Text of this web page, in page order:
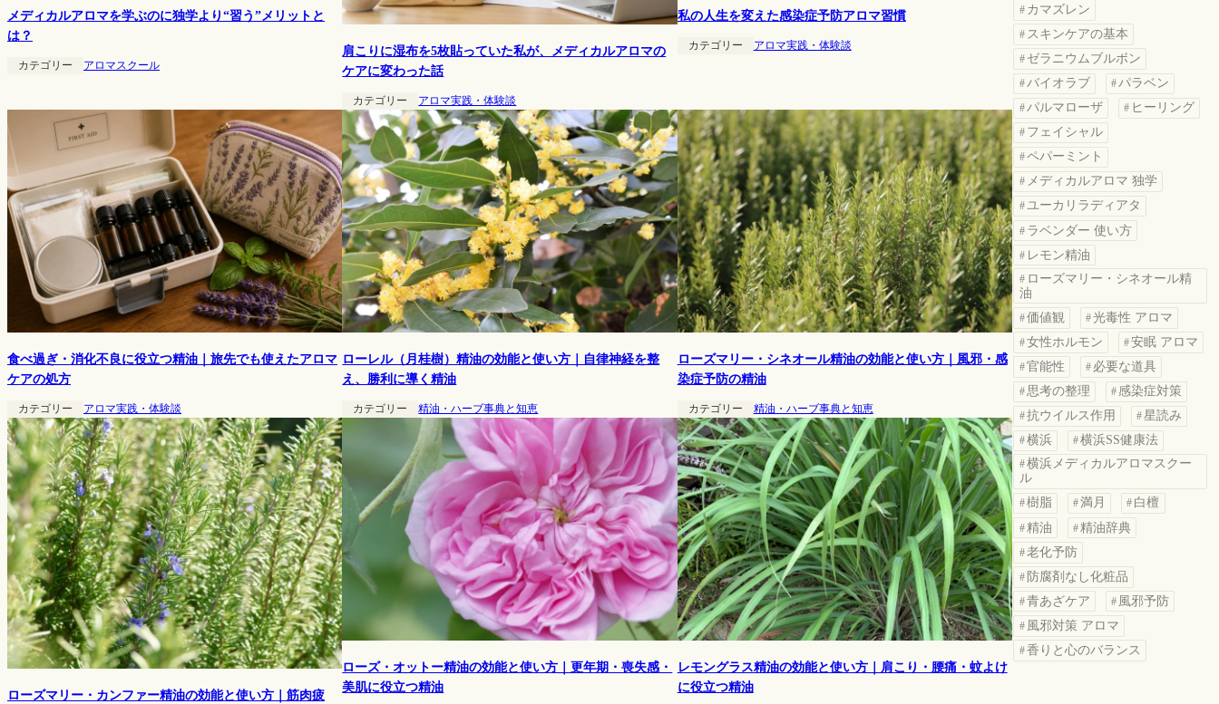
メディカルアロマを学ぶのに独学より“習う”メリットと
は？
カテゴリー アロマスクール
肩こりに湿布を5枚貼っていた私が、メディカルアロマの
ケアに変わった話
カテゴリー アロマ実践・体験談
私の人生を変えた感染症予防アロマ習慣
カテゴリー アロマ実践・体験談
食べ過ぎ・消化不良に役立つ精油｜旅先でも使えたアロマ
ケアの処方
カテゴリー アロマ実践・体験談
ローレル（月桂樹）精油の効能と使い方｜自律神経を整
え、勝利に導く精油
カテゴリー 精油・ハーブ事典と知恵
ローズマリー・シネオール精油の効能と使い方｜風邪・感
染症予防の精油
カテゴリー 精油・ハーブ事典と知恵
ローズマリー・カンファー精油の効能と使い方｜筋肉疲
ローズ・オットー精油の効能と使い方｜更年期・喪失感・
美肌に役立つ精油
レモングラス精油の効能と使い方｜肩こり・腰痛・蚊よけ
に役立つ精油
カマズレン
スキンケアの基本
ゼラニウムブルボン
バイオラブ
パラベン
パルマローザ
ヒーリング
フェイシャル
ペパーミント
メディカルアロマ 独学
ユーカリラディアタ
ラベンダー 使い方
レモン精油
ローズマリー・シネオール精
油
価値観
光毒性 アロマ
女性ホルモン
安眠 アロマ
官能性
必要な道具
思考の整理
感染症対策
抗ウイルス作用
星読み
横浜
横浜SS健康法
横浜メディカルアロマスクー
ル
樹脂
満月
白檀
精油
精油辞典
老化予防
防腐剤なし化粧品
青あざケア
風邪予防
風邪対策 アロマ
香りと心のバランス